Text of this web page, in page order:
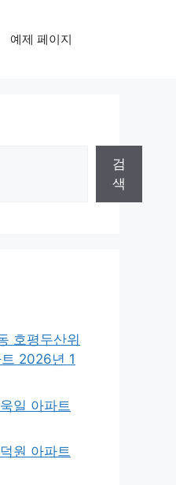
예제 페이지
검
색
호평두산위
2026년 1
일 아파트
원 아파트